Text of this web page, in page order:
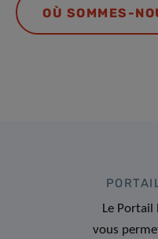
OÙ SOMMES-
Le Portail
vous